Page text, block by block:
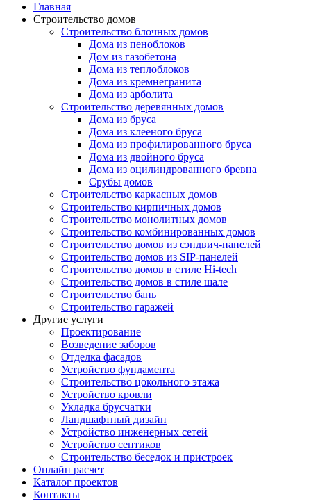
Главная
Строительство домов
Строительство блочных домов
Дома из пеноблоков
Дом из газобетона
Дома из теплоблоков
Дома из кремнегранита
Дома из арболита
Строительство деревянных домов
Дома из бруса
Дома из клееного бруса
Дома из профилированного бруса
Дома из двойного бруса
Дома из оцилиндрованного бревна
Срубы домов
Строительство каркасных домов
Строительство кирпичных домов
Строительство монолитных домов
Строительство комбинированных домов
Строительство домов из сэндвич-панелей
Строительство домов из SIP-панелей
Строительство домов в стиле Hi-tech
Строительство домов в стиле шале
Строительство бань
Строительство гаражей
Другие услуги
Проектирование
Возведение заборов
Отделка фасадов
Устройство фундамента
Строительство цокольного этажа
Устройство кровли
Укладка брусчатки
Ландшафтный дизайн
Устройство инженерных сетей
Устройство септиков
Строительство беседок и пристроек
Онлайн расчет
Каталог проектов
Контакты